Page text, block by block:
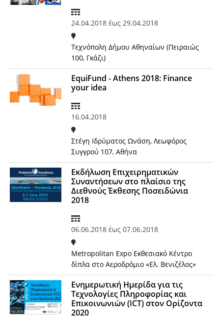
24.04.2018 έως 29.04.2018
Τεχνόπολη Δήμου Αθηναίων (Πειραιώς
100, Γκάζι)
EquiFund - Athens 2018: Finance
your idea
16.04.2018
Στέγη Ιδρύματος Ωνάση, Λεωφόρος
Συγγρού 107, Αθήνα
Εκδήλωση Επιχειρηματικών
Συναντήσεων στο πλαίσιο της
Διεθνούς Έκθεσης Ποσειδώνια
2018
06.06.2018 έως 07.06.2018
Metropolitan Expo Εκθεσιακό Κέντρο
δίπλα στο Αεροδρόμιο «Ελ. Βενιζέλος»
Ενημερωτική Ημερίδα για τις
Τεχνολογίες Πληροφορίας και
Επικοινωνιών (ICT) στον Ορίζοντα
2020